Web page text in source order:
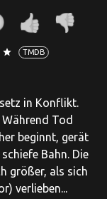
star TMDB
in Konflikt.
Tod
beginnt, gerät
Bahn. Die
größer, als sich
verlieben...